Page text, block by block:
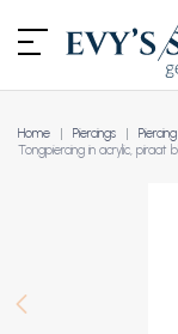
Home Piercings
Tongpiercing in acrylic, piraat